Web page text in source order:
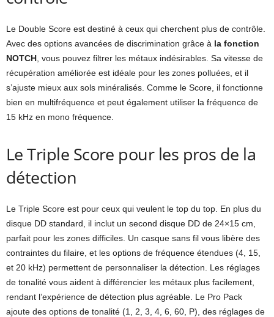
Le Double Score est destiné à ceux qui cherchent plus de contrôle.
Avec des options avancées de discrimination grâce à la fonction
NOTCH , vous pouvez filtrer les métaux indésirables. Sa vitesse de
récupération améliorée est idéale pour les zones polluées, et il
s’ajuste mieux aux sols minéralisés. Comme le Score, il fonctionne
bien en multifréquence et peut également utiliser la fréquence de
15 kHz en mono fréquence.
Le Triple Score pour les pros de la
détection
Le Triple Score est pour ceux qui veulent le top du top. En plus du
disque DD standard, il inclut un second disque DD de 24×15 cm,
parfait pour les zones difficiles. Un casque sans fil vous libère des
contraintes du filaire, et les options de fréquence étendues (4, 15,
et 20 kHz) permettent de personnaliser la détection. Les réglages
de tonalité vous aident à différencier les métaux plus facilement,
rendant l’expérience de détection plus agréable. Le Pro Pack
ajoute des options de tonalité (1, 2, 3, 4, 6, 60, P), des réglages de